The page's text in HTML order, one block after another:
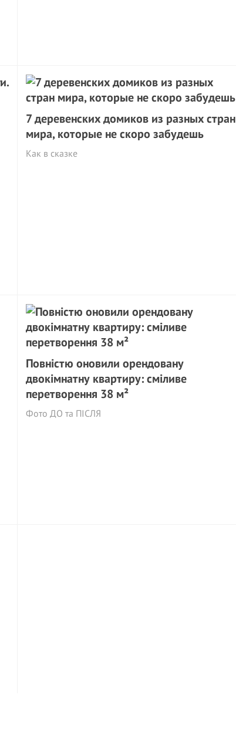
7 деревенских домиков из разных стран
мира, которые не скоро забудешь
Как в сказке
Повністю оновили орендовану
двокімнатну квартиру: сміливе
перетворення 38 м²
Фото ДО та ПІСЛЯ